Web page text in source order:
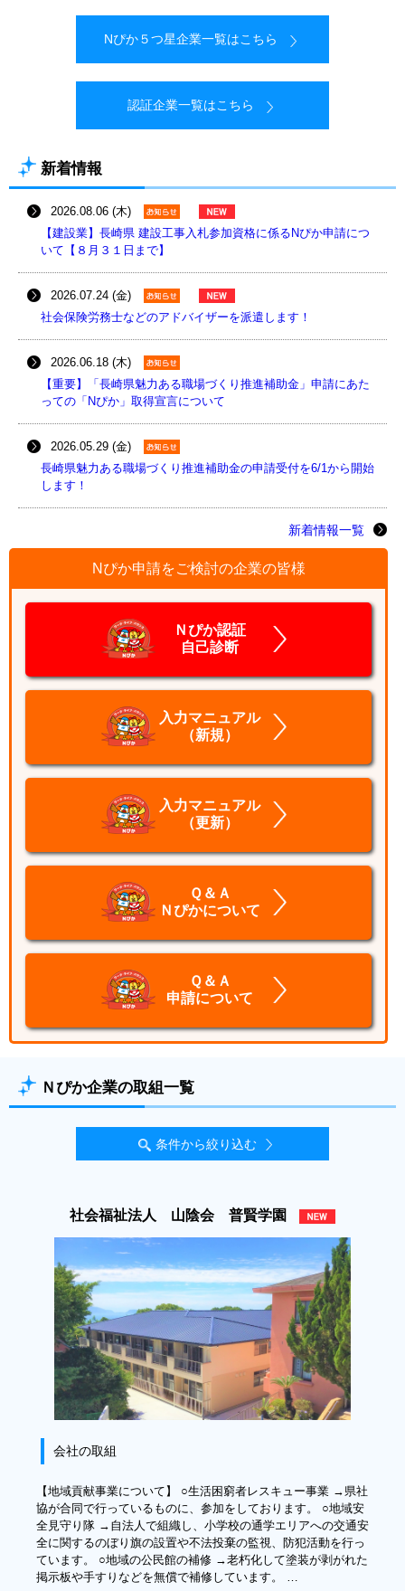
Nぴか５つ星企業一覧はこちら
認証企業一覧はこちら
新着情報
2026.08.06 (木)
【建設業】長崎県 建設工事入札参加資格に係るNぴか申請につ
いて【８月３１日まで】
2026.07.24 (金)
社会保険労務士などのアドバイザーを派遣します！
2026.06.18 (木)
【重要】「長崎県魅力ある職場づくり推進補助金」申請にあた
っての「Nぴか」取得宣言について
2026.05.29 (金)
長崎県魅力ある職場づくり推進補助金の申請受付を6/1から開始
します！
新着情報一覧
Nぴか申請をご検討の企業の皆様
Ｎぴか認証
自己診断
入力マニュアル
（新規）
入力マニュアル
（更新）
Ｑ＆Ａ
Ｎぴかについて
Ｑ＆Ａ
申請について
Ｎぴか企業の取組一覧
条件から絞り込む
社会福祉法人 山陰会 普賢学園
会社の取組
【地域貢献事業について】 ○生活困窮者レスキュー事業 →県社
協が合同で行っているものに、参加をしております。 ○地域安
全見守り隊 →自法人で組織し、小学校の通学エリアへの交通安
全に関するのぼり旗の設置や不法投棄の監視、防犯活動を行っ
ています。 ○地域の公民館の補修 →老朽化して塗装が剥がれた
掲示板や手すりなどを無償で補修しています。 …